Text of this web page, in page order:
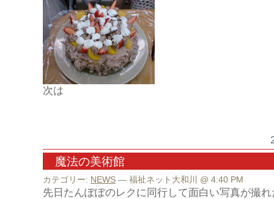
次は
魔法の美術館
カテゴリー: NEWS — 福祉ネット大和川 @ 4:40 PM
先日たんぽぽのレクに同行して面白い写真が撮